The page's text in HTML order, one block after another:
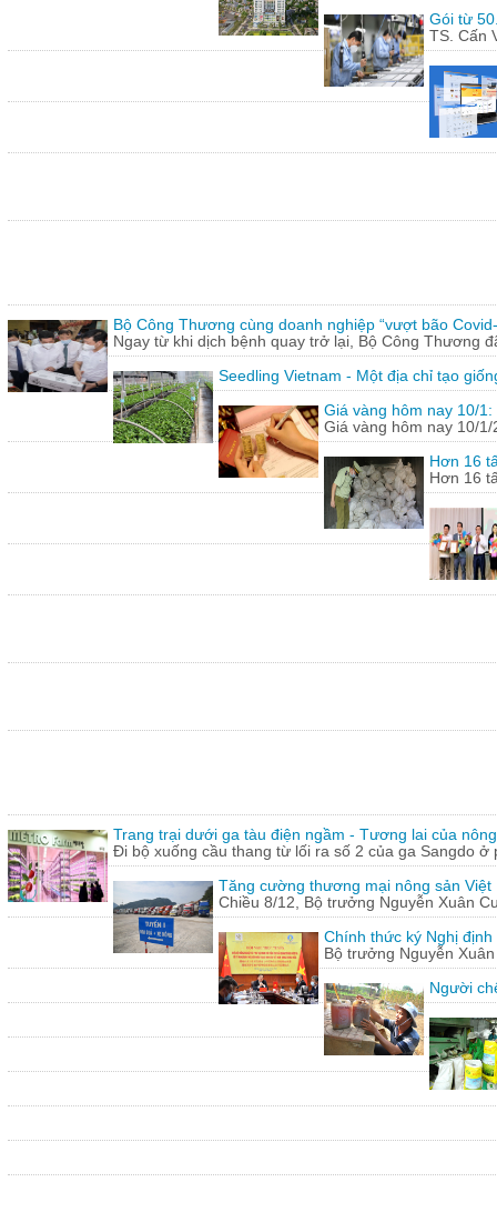
Gói từ
TS. Cấn
Bộ Công Thương cùng doanh nghiệp “vượt bão
Ngay từ khi dịch bệnh quay trở lại, Bộ Công Thương
Seedling Vietnam - Một địa chỉ tạo
Giá vàng hôm nay 10/
Giá vàng hôm nay 10/
Hơn 16
Hơn 16
Trang trại dưới ga tàu điện ngầm - Tương lai của
Đi bộ xuống cầu thang từ lối ra số 2 của ga Sangdo ở
Tăng cường thương mại nông sản Việt
Chiều 8/12, Bộ trưởng Nguyễn Xuân
Chính thức ký Nghị
Bộ trưởng Nguyễn
Người